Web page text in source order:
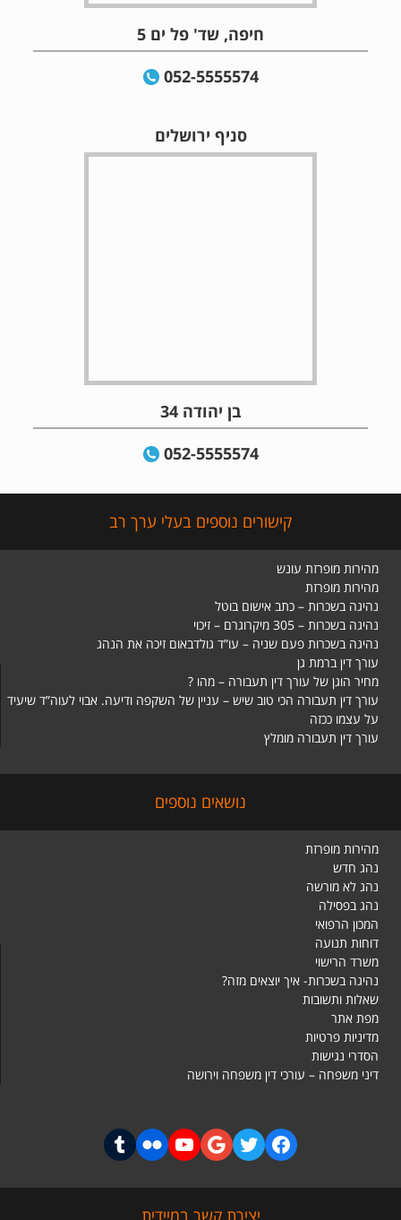
חיפה, שד' פל ים 5
052-5555574
סניף ירושלים
בן יהודה 34
052-5555574
קישורים נוספים בעלי ערך רב
מהירות מופרזת עונש
מהירות מופרזת
נהיגה בשכרות – כתב אישום בוטל
נהיגה בשכרות – 305 מיקרוגרם – זיכוי
נהיגה בשכרות פעם שניה – עו”ד גולדבאום זיכה את הנהג
עורך דין ברמת גן
מחיר הוגן של עורך דין תעבורה – מהו ?
עורך דין תעבורה הכי טוב שיש – עניין של השקפה ודיעה. אבוי לעוה”ד שיעיד
על עצמו ככזה
עורך דין תעבורה מומלץ
נושאים נוספים
מהירות מופרזת
נהג חדש
נהג לא מורשה
נהג בפסילה
המכון הרפואי
דוחות תנועה
משרד הרישוי
נהיגה בשכרות- איך יוצאים מזה?
שאלות ותשובות
מפת אתר
מדיניות פרטיות
הסדרי נגישות
דיני משפחה – עורכי דין משפחה וירושה
יצירת קשר במיידית